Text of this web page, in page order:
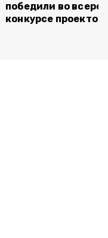
победили во
конкурсе проектов